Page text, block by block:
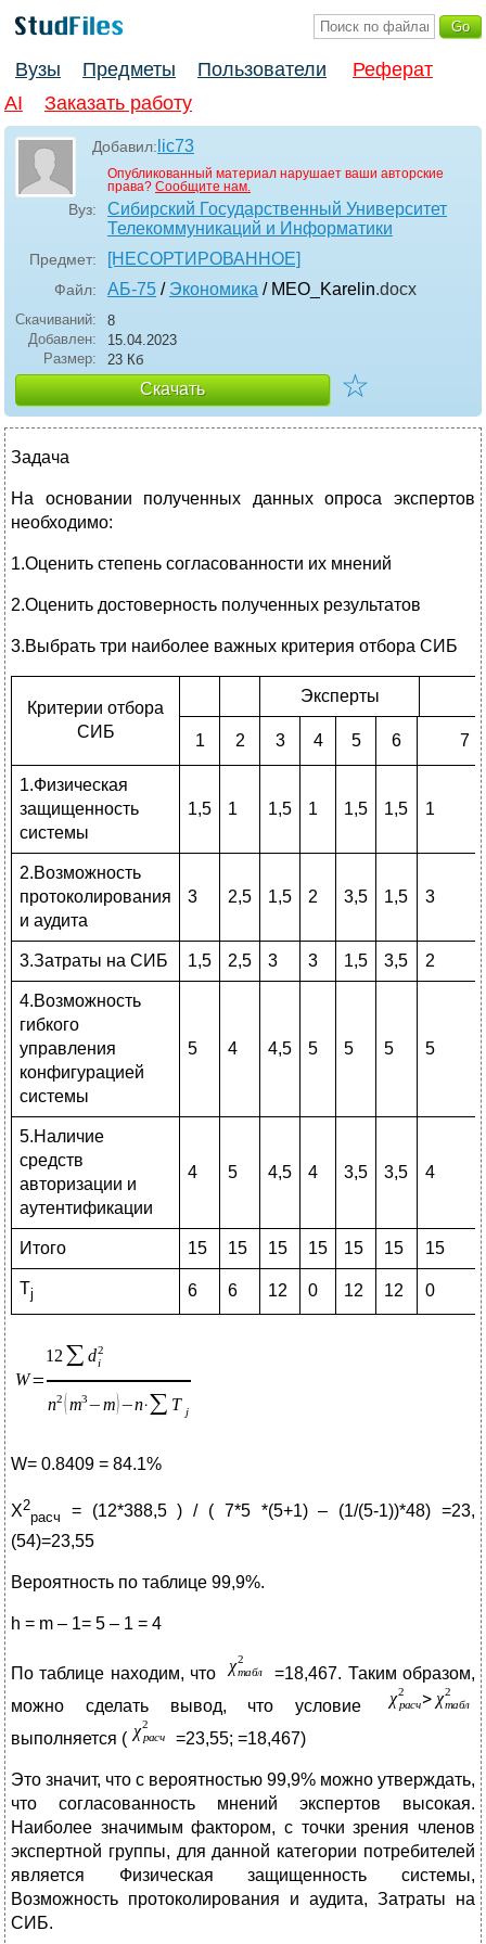
Вузы Предметы Пользователи
Реферат
AI
Заказать работу
Добавил: lic73
Опубликованный материал нарушает ваши авторские
права? Сообщите нам.
Вуз:
Сибирский Государственный Университет
Телекоммуникаций и Информатики
Предмет: [НЕСОРТИРОВАННОЕ]
Файл: АБ-75 / Экономика / MEO_Karelin.docx
Скачиваний:
8
Добавлен:
15.04.2023
Размер:
23 Кб
Скачать ☆
Задача
На основании полученных данных опроса экспертов
необходимо:
1.Оценить степень согласованности их мнений
2.Оценить достоверность полученных результатов
3.Выбрать три наиболее важных критерия отбора СИБ
Критерии отбора
СИБ
Эксперты
1 2 3 4 5 6 7
1.Физическая
защищенность
системы
1,5 1 1,5 1 1,5 1,5 1
2.Возможность
протоколирования
и аудита
3 2,5 1,5 2 3,5 1,5 3
3.Затраты на СИБ 1,5 2,5 3 3 1,5 3,5 2
4.Возможность
гибкого
управления
конфигурацией
системы
5 4 4,5 5 5 5 5
5.Наличие
средств
авторизации и
аутентификации
4 5 4,5 4 3,5 3,5 4
Итого 15 15 15 15 15 15 15
Tj 6 6 12 0 12 12 0
W= 0.8409 = 84.1%
X2
расч = (12*388,5 ) / ( 7*5 *(5+1) – (1/(5-1))*48) =23,
(54)=23,55
Вероятность по таблице 99,9%.
h = m – 1= 5 – 1 = 4
По таблице находим, что
=18,467. Таким образом,
можно сделать вывод, что условие
выполняется (
=23,55; =18,467)
Это значит, что с вероятностью 99,9% можно утверждать,
что согласованность мнений экспертов высокая.
Наиболее значимым фактором, с точки зрения членов
экспертной группы, для данной категории потребителей
является Физическая защищенность системы,
Возможность протоколирования и аудита, Затраты на
СИБ.